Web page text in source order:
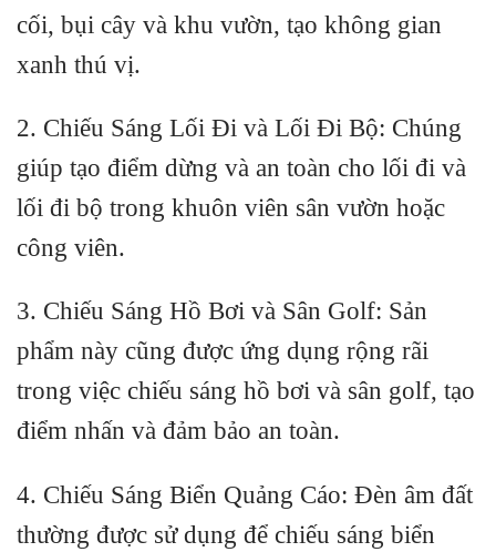
cối, bụi cây và khu vườn, tạo không gian
xanh thú vị.
2. Chiếu Sáng Lối Đi và Lối Đi Bộ: Chúng
giúp tạo điểm dừng và an toàn cho lối đi và
lối đi bộ trong khuôn viên sân vườn hoặc
công viên.
3. Chiếu Sáng Hồ Bơi và Sân Golf: Sản
phẩm này cũng được ứng dụng rộng rãi
trong việc chiếu sáng hồ bơi và sân golf, tạo
điểm nhấn và đảm bảo an toàn.
4. Chiếu Sáng Biển Quảng Cáo: Đèn âm đất
thường được sử dụng để chiếu sáng biển